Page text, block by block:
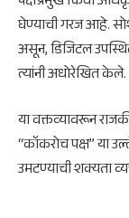
घेण्याची गरज आहे.
असून, डिजिटल
त्यांनी अधोरेखित केले.
या वक्तव्यावरून
“कॉकरोच पक्ष” या
उमटण्याची शक्यता